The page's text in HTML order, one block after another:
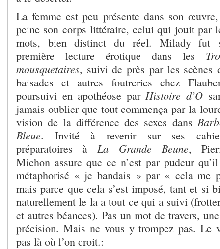
La femme est peu présente dans son
peine son corps littéraire, celui qui jouit par
mots, bien distinct du réel. Milady fut
première lecture érotique dans les
mousquetaires, suivi de près par les scènes
baisades et autres foutreries chez
poursuivi en apothéose par Histoire d’O
jamais oublier que tout commença par la
vision de la différence des sexes dans
Bleue. Invité à revenir sur ses
préparatoires àLa Grande Beune,
Michon assure que ce n’est par pudeur
métaphorisé « je bandais » par « cela me
mais parce que cela s’est imposé, tant et si
naturellement le la a tout ce qui a suivi
et autres béances). Pas un mot de travers,
précision. Mais ne vous y trompez pas. Le
pas là où l’on croit.: